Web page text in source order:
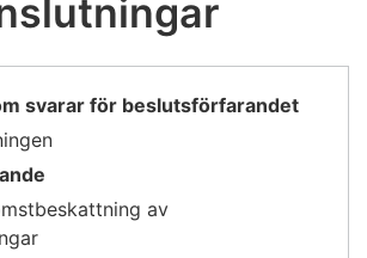
svarar för beslutsförfarandet
av